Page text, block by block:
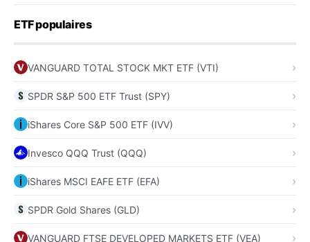
ETF populaires
VANGUARD TOTAL STOCK MKT ETF (VTI)
SPDR S&P 500 ETF Trust (SPY)
iShares Core S&P 500 ETF (IVV)
Invesco QQQ Trust (QQQ)
iShares MSCI EAFE ETF (EFA)
SPDR Gold Shares (GLD)
VANGUARD FTSE DEVELOPED MARKETS ETF (VEA)